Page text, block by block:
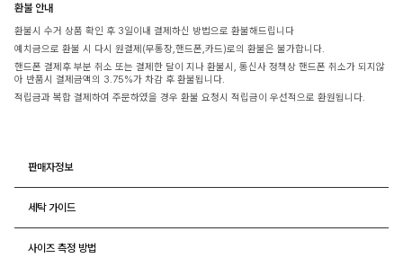
환불 안내
환불시 수거 상품 확인 후 3일이내 결제하신 방법으로 환불해드립니다
예치금으로 환불 시 다시 원결제(무통장,핸드폰,카드)로의 환불은 불가합니다.
핸드폰 결제후 부분 취소 또는 결제한 달이 지나 환불시, 통신사 정책상 핸드폰 취소가 되지않
아 반품시 결제금액의 3.75%가 차감 후 환불됩니다.
적립금과 복합 결제하여 주문하였을 경우 환불 요청시 적립금이 우선적으로 환원됩니다.
판매자정보
세탁 가이드
사이즈 측정 방법